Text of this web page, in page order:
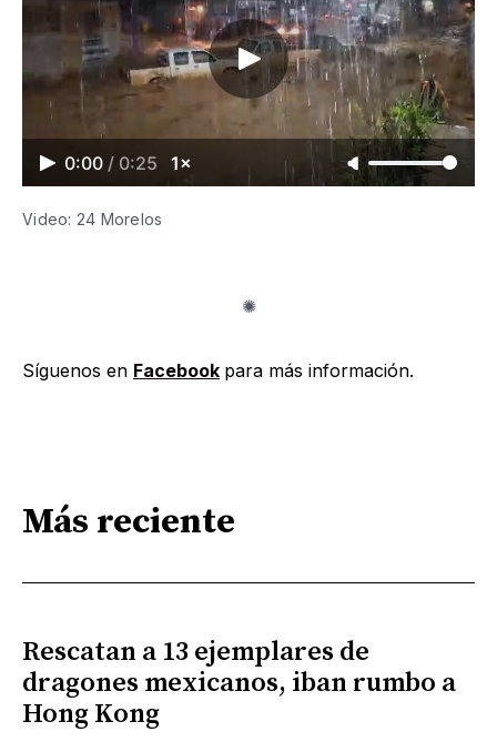
0:00 / 0:25 1×
Video: 24 Morelos
Síguenos en Facebook para más información.
Más reciente
Rescatan a 13 ejemplares de
dragones mexicanos, iban rumbo a
Hong Kong